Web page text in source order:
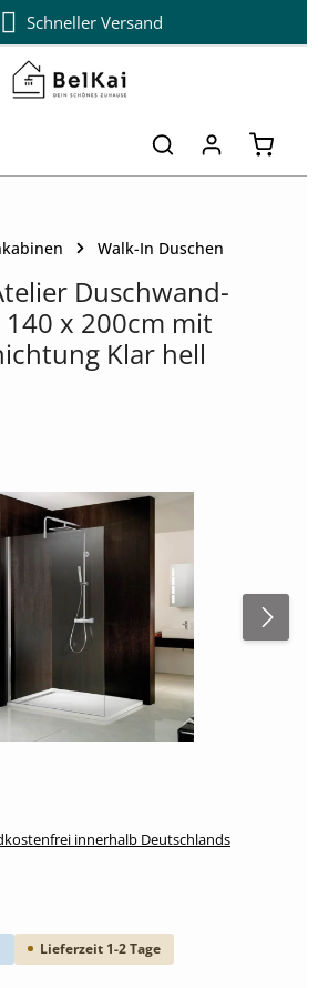
Schneller Versand
Walk-In Duschen
Duschwand-
x 200cm mit
Klar hell
innerhalb Deutschlands
von 0 von 5 Sternen
Lieferzeit 1-2 Tage